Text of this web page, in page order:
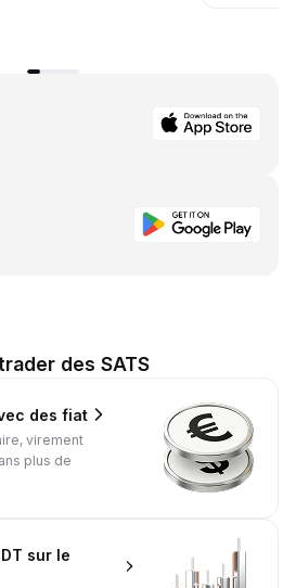
des SATS
des fiat
virement
plus de
sur le